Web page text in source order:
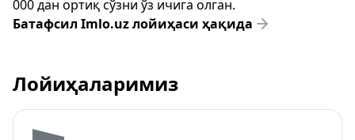
000 дан ортиқ сўзни ўз ичига олган.
Батафсил Imlo.uz лойиҳаси ҳақида
Лойиҳаларимиз